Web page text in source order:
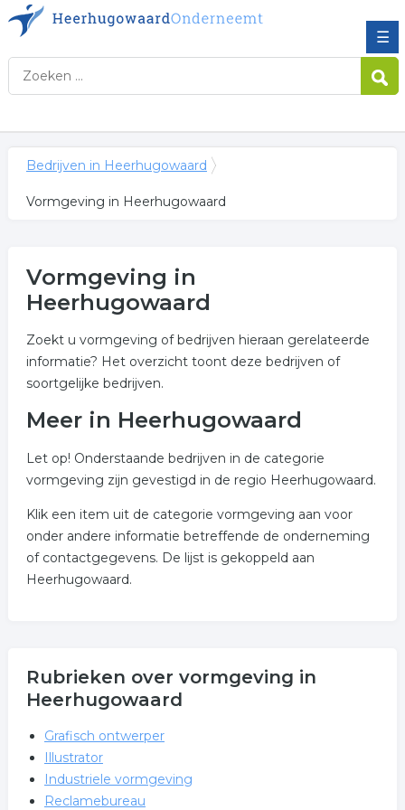
☰
Bedrijven in Heerhugowaard
Vormgeving in Heerhugowaard
Vormgeving in
Heerhugowaard
Zoekt u vormgeving of bedrijven hieraan gerelateerde
informatie? Het overzicht toont deze bedrijven of
soortgelijke bedrijven.
Meer in Heerhugowaard
Let op! Onderstaande bedrijven in de categorie
vormgeving zijn gevestigd in de regio Heerhugowaard.
Klik een item uit de categorie vormgeving aan voor
onder andere informatie betreffende de onderneming
of contactgegevens. De lijst is gekoppeld aan
Heerhugowaard.
Rubrieken over vormgeving in
Heerhugowaard
Grafisch ontwerper
Illustrator
Industriele vormgeving
Reclamebureau